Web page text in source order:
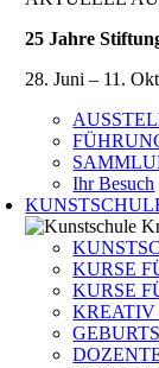
25 Jahre
28. Juni – 11.
Ihr Besuch
KURSE
KURSE
KREATIV